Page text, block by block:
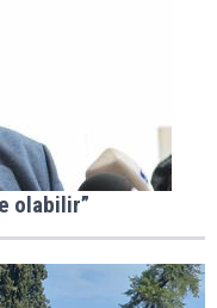
olabilir”